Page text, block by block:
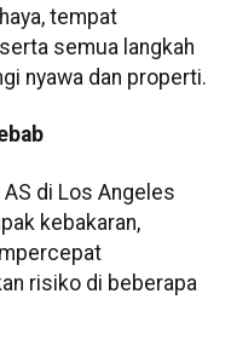
tempat
semua langkah
nyawa dan properti.
AS di Los Angeles
kebakaran,
risiko di beberapa